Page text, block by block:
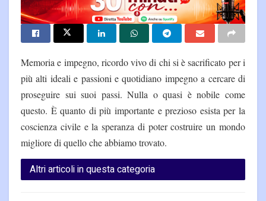
Memoria e impegno, ricordo vivo di chi si è sacrificato per i
più alti ideali e passioni e quotidiano impegno a cercare di
proseguire sui suoi passi. Nulla o quasi è nobile come
questo. È quanto di più importante e prezioso esista per la
coscienza civile e la speranza di poter costruire un mondo
migliore di quello che abbiamo trovato.
Altri articoli in questa categoria